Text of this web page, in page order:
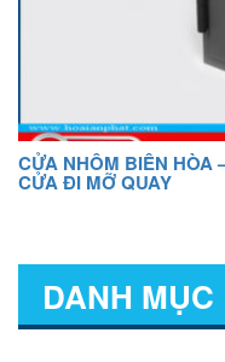
CỬA NHÔM BIÊN HÒA
CỬA ĐI MỠ QUAY
DANH MỤC